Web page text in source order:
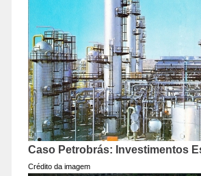
Caso Petrobrás: Investimentos
Crédito da imagem